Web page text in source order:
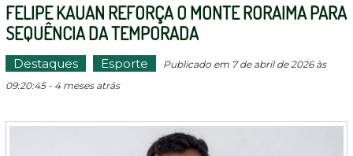
FELIPE KAUAN REFORÇA O MONTE RORAIMA PARA
SEQUÊNCIA DA TEMPORADA
Destaques Esporte
Publicado em 7 de abril de 2026 às
09:20:45 - 4 meses atrás